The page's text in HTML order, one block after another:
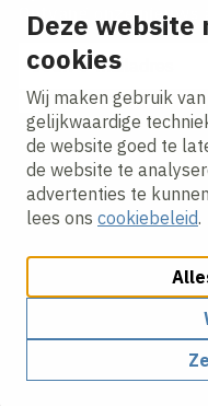
Deze website
cookies
Wij maken gebruik
gelijkwaardige
de website goed te
de website te
advertenties te
lees ons cookiebeleid.
Ontvang onze
E-mailadres
Ik ga akkoord met het
Cookies aanpassen